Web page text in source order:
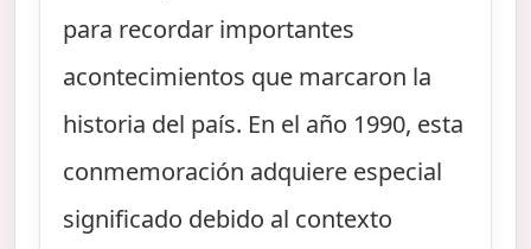
para recordar importantes
acontecimientos que marcaron la
historia del país. En el año 1990, esta
conmemoración adquiere especial
significado debido al contexto